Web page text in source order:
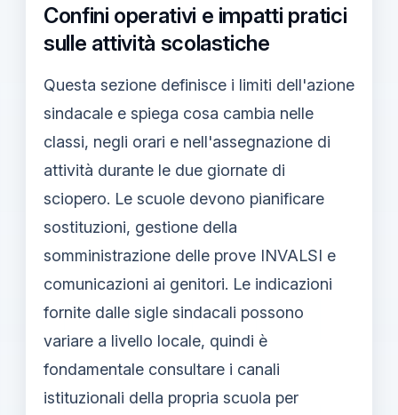
Confini operativi e impatti pratici
sulle attività scolastiche
Questa sezione definisce i limiti dell'azione
sindacale e spiega cosa cambia nelle
classi, negli orari e nell'assegnazione di
attività durante le due giornate di
sciopero. Le scuole devono pianificare
sostituzioni, gestione della
somministrazione delle prove INVALSI e
comunicazioni ai genitori. Le indicazioni
fornite dalle sigle sindacali possono
variare a livello locale, quindi è
fondamentale consultare i canali
istituzionali della propria scuola per